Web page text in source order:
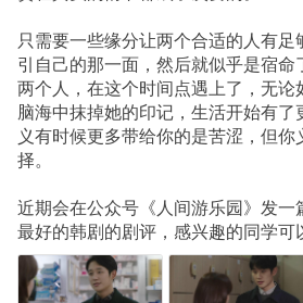
只需要一些缘分让两个合适的人有足
引自己的那一面，然后就似乎是宿命
两个人，在这个时间点遇上了，无论
脑海中抹掉她的印记，生活开始有
义有时候更多带给你的是苦涩，但
择。
近期会在公众号《人间游乐园》发
最好的韩剧的剧评，感兴趣的同学可